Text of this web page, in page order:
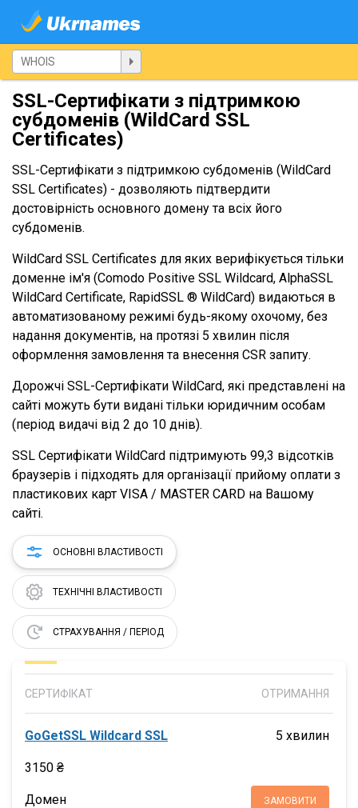
SSL-Сертифікати з підтримкою
субдоменів (WildCard SSL
Certificates)
SSL-Сертифікати з підтримкою субдоменів (WildCard
SSL Certificates) - дозволяють підтвердити
достовірність основного домену та всіх його
субдоменів.
WildCard SSL Certificates для яких верифікується тільки
доменне ім'я (Comodo Positive SSL Wildcard, AlphaSSL
WildCard Certificate, RapidSSL ® WildCard) видаються в
автоматизованому режимі будь-якому охочому, без
надання документів, на протязі 5 хвилин після
оформлення замовлення та внесення CSR запиту.
Дорожчі SSL-Сертифікати WildCard, які представлені на
сайті можуть бути видані тільки юридичним особам
(період видачі від 2 до 10 днів).
SSL Сертифікати WildCard підтримують 99,3 відсотків
браузерів і підходять для організації прийому оплати з
пластикових карт VISA / MASTER CARD на Вашому
сайті.
ОСНОВНІ ВЛАСТИВОСТІ
ТЕХНІЧНІ ВЛАСТИВОСТІ
СТРАХУВАННЯ / ПЕРІОД
СЕРТИФІКАТ ОТРИМАННЯ
GoGetSSL Wildcard SSL
3150 ₴
5 хвилин
Домен ЗАМОВИТИ